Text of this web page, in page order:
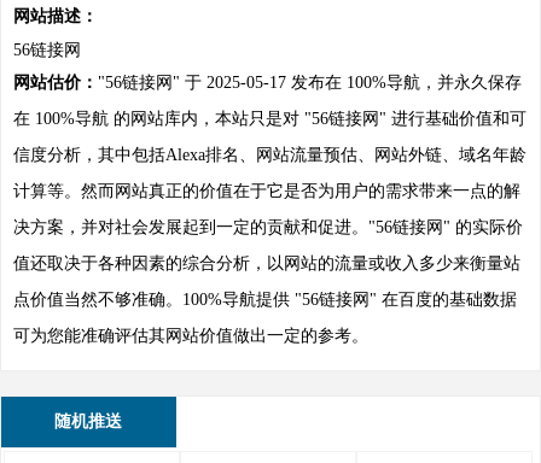
网站描述：
56链接网
网站估价： "56链接网" 于 2025-05-17 发布在 100%导航，并永久保存
在 100%导航 的网站库内，本站只是对 "56链接网" 进行基础价值和可
信度分析，其中包括Alexa排名、网站流量预估、网站外链、域名年龄
计算等。然而网站真正的价值在于它是否为用户的需求带来一点的解
决方案，并对社会发展起到一定的贡献和促进。"56链接网" 的实际价
值还取决于各种因素的综合分析，以网站的流量或收入多少来衡量站
点价值当然不够准确。100%导航提供 "56链接网" 在百度的基础数据
可为您能准确评估其网站价值做出一定的参考。
随机推送